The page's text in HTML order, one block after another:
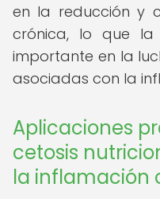
en la reducción y
crónica, lo que
importante en la
asociadas con la
Aplicaciones
cetosis
la inflamación